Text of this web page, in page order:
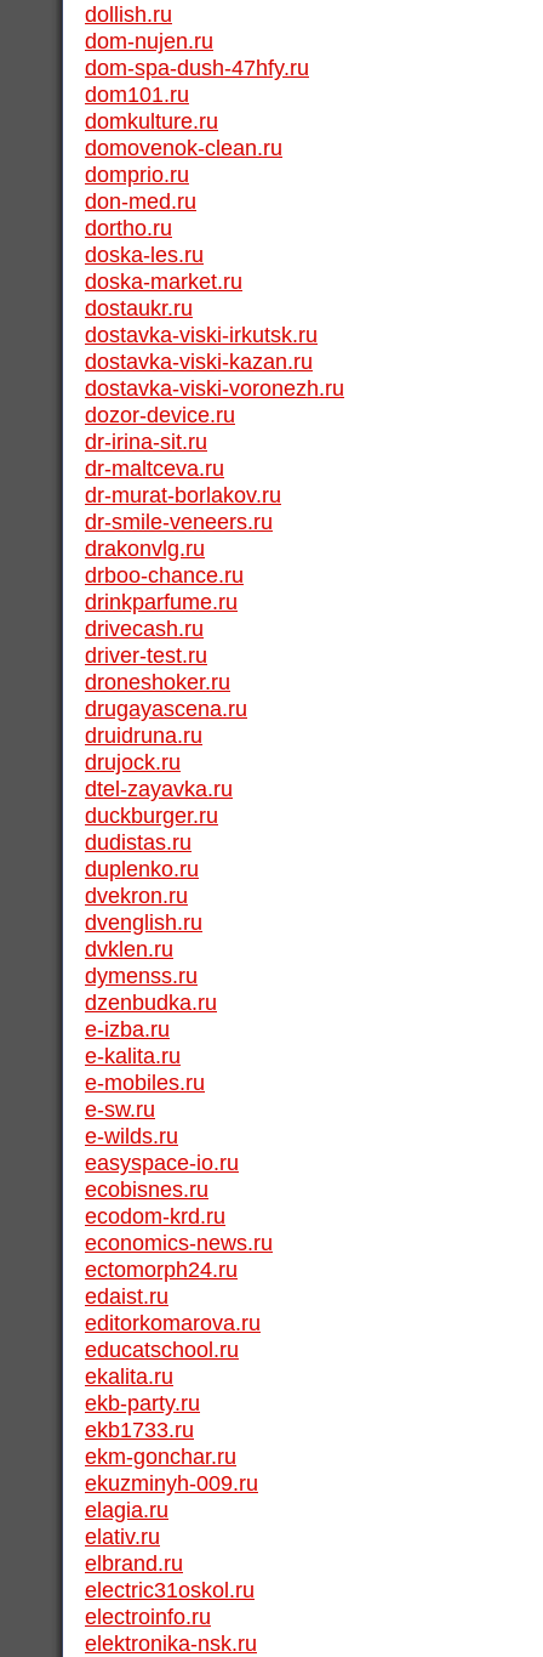
dollish.ru
dom-nujen.ru
dom-spa-dush-47hfy.ru
dom101.ru
domkulture.ru
domovenok-clean.ru
domprio.ru
don-med.ru
dortho.ru
doska-les.ru
doska-market.ru
dostaukr.ru
dostavka-viski-irkutsk.ru
dostavka-viski-kazan.ru
dostavka-viski-voronezh.ru
dozor-device.ru
dr-irina-sit.ru
dr-maltceva.ru
dr-murat-borlakov.ru
dr-smile-veneers.ru
drakonvlg.ru
drboo-chance.ru
drinkparfume.ru
drivecash.ru
driver-test.ru
droneshoker.ru
drugayascena.ru
druidruna.ru
drujock.ru
dtel-zayavka.ru
duckburger.ru
dudistas.ru
duplenko.ru
dvekron.ru
dvenglish.ru
dvklen.ru
dymenss.ru
dzenbudka.ru
e-izba.ru
e-kalita.ru
e-mobiles.ru
e-sw.ru
e-wilds.ru
easyspace-io.ru
ecobisnes.ru
ecodom-krd.ru
economics-news.ru
ectomorph24.ru
edaist.ru
editorkomarova.ru
educatschool.ru
ekalita.ru
ekb-party.ru
ekb1733.ru
ekm-gonchar.ru
ekuzminyh-009.ru
elagia.ru
elativ.ru
elbrand.ru
electric31oskol.ru
electroinfo.ru
elektronika-nsk.ru